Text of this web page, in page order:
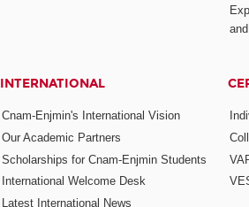
INTERNATIONAL
Cnam-Enjmin's International Vision
Our Academic Partners
Scholarships for Cnam-Enjmin Students
International Welcome Desk
Latest International News